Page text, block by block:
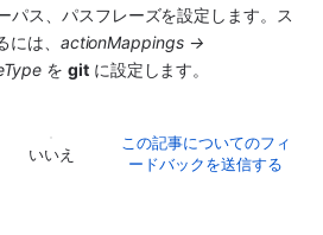
パス、パスフレーズを設定します。ス
は、 actionMappings →
を git に設定します。
いいえ
この記事についてのフィ
ードバックを送信する